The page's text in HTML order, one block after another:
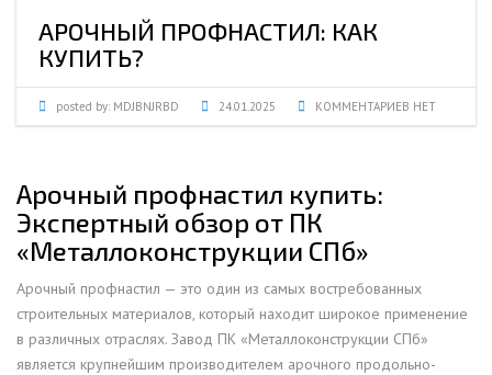
АРОЧНЫЙ ПРОФНАСТИЛ: КАК
КУПИТЬ?
posted by: MDJBNJRBD 24.01.2025 КОММЕНТАРИЕВ НЕТ
Арочный профнастил купить:
Экспертный обзор от ПК
«Металлоконструкции СПб»
Арочный профнастил — это один из самых востребованных
строительных материалов, который находит широкое применение
в различных отраслях. Завод ПК «Металлоконструкции СПб»
является крупнейшим производителем арочного продольно-